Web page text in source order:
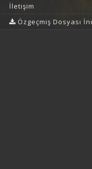
İletişim
Özgeçmiş Dosyası